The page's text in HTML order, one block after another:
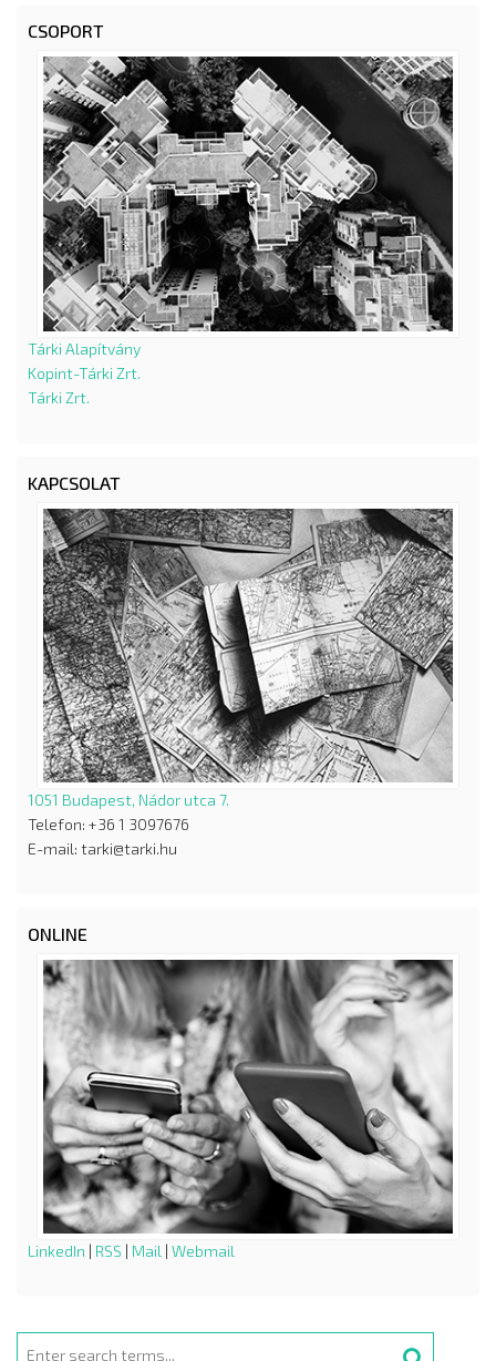
CSOPORT
Tárki Alapítvány
Kopint-Tárki Zrt.
Tárki Zrt.
KAPCSOLAT
1051 Budapest, Nádor utca 7.
Telefon: +36 1 3097676
E-mail: tarki@tarki.hu
ONLINE
LinkedIn | RSS | Mail | Webmail